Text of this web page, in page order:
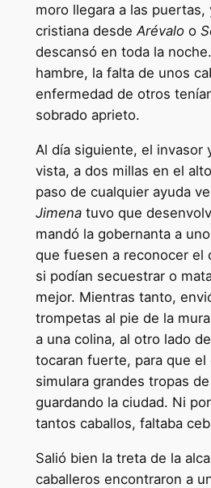
moro llegara a las puertas,
cristiana desdeArévaloo
descansó en toda la
hambre, la falta de unos
enfermedad de otros
sobrado aprieto.
Al día siguiente, el invasor
vista, a dos millas en el
paso de cualquier ayuda
Jimenatuvo que
mandó la gobernanta a
que fuesen a reconocer el
si podían secuestrar o
mejor. Mientras tanto,
trompetas al pie de la
a una colina, al otro lado
tocaran fuerte, para que el
simulara grandes tropas
guardando la ciudad. Ni
tantos caballos, faltaba
Salió bien la treta de la
caballeros encontraron a